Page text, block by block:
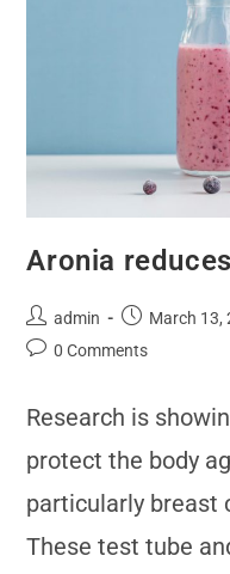
Aronia
admin March 13,
0 Comments
Research is
protect the body
particularly breast
These test tube